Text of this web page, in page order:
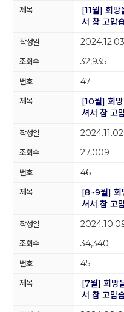
[11월] 희망
서 참 고맙
2024.12.03
32,935
47
[10월] 희
셔서 참 고
2024.11.02
27,009
46
[8~9월] 희
셔서 참 고
34,340
45
[7월] 희망
서 참 고맙